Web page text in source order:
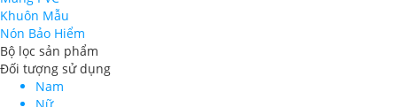
Khuôn Mẫu
Nón Bảo Hiểm
Bộ lọc sản phẩm
Đối tượng sử dụng
Nam